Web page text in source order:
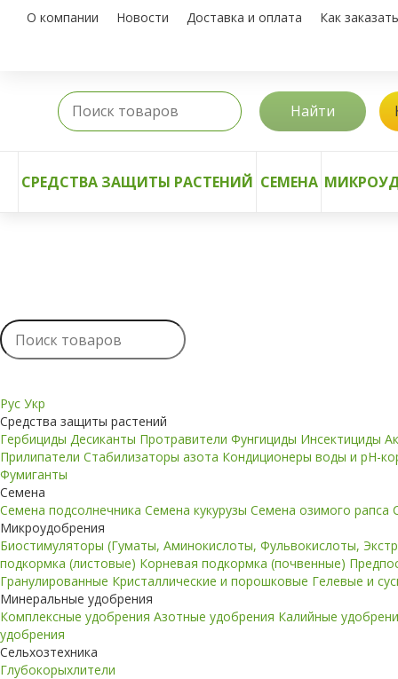
О компании Новости Доставка и оплата Как заказать
Найти
СРЕДСТВА ЗАЩИТЫ РАСТЕНИЙ СЕМЕНА
Рус Укр
Средства защиты растений
Гербициды Десиканты Протравители Фунгициды Инсектициды
Прилипатели Стабилизаторы азота Кондиционеры воды и pH-
Фумиганты
Семена
Семена подсолнечника Семена кукурузы Семена озимого рапса
Микроудобрения
Биостимуляторы (Гуматы, Аминокислоты, Фульвокислоты,
подкормка (листовые) Корневая подкормка (почвенные)
Гранулированные Кристаллические и порошковые Гелевые и
Минеральные удобрения
Комплексные удобрения Азотные удобрения Калийные
удобрения
Сельхозтехника
Глубокорыхлители